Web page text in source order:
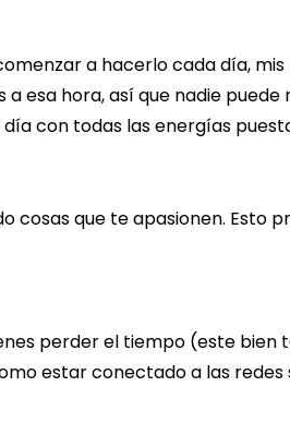
a hacerlo cada día, mis
esa hora, así que nadie
con todas las energías
cosas que te apasionen. Esto
perder el tiempo (este bien
estar conectado a las